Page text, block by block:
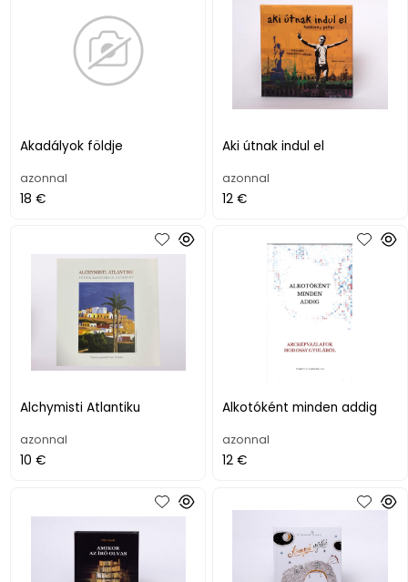
Akadályok földje
azonnal
18 €
Aki útnak indul el
azonnal
12 €
Alchymisti Atlantiku
azonnal
10 €
Alkotóként minden addig
azonnal
12 €